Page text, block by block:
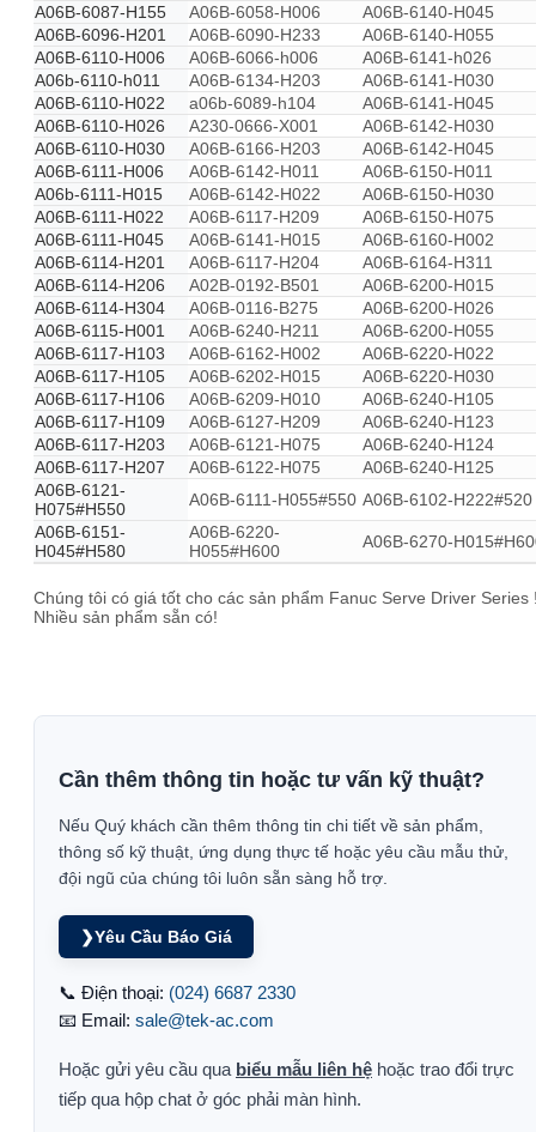
A06B-6087-H155
A06B-6058-H006
A06B-6140-H045
A06B-6096-H201
A06B-6090-H233
A06B-6140-H055
A06B-6110-H006
A06B-6066-h006
A06B-6141-h026
A06b-6110-h011
A06B-6134-H203
A06B-6141-H030
A06B-6110-H022
a06b-6089-h104
A06B-6141-H045
A06B-6110-H026
A230-0666-X001
A06B-6142-H030
A06B-6110-H030
A06B-6166-H203
A06B-6142-H045
A06B-6111-H006
A06B-6142-H011
A06B-6150-H011
A06b-6111-H015
A06B-6142-H022
A06B-6150-H030
A06B-6111-H022
A06B-6117-H209
A06B-6150-H075
A06B-6111-H045
A06B-6141-H015
A06B-6160-H002
A06B-6114-H201
A06B-6117-H204
A06B-6164-H311
A06B-6114-H206
A02B-0192-B501
A06B-6200-H015
A06B-6114-H304
A06B-0116-B275
A06B-6200-H026
A06B-6115-H001
A06B-6240-H211
A06B-6200-H055
A06B-6117-H103
A06B-6162-H002
A06B-6220-H022
A06B-6117-H105
A06B-6202-H015
A06B-6220-H030
A06B-6117-H106
A06B-6209-H010
A06B-6240-H105
A06B-6117-H109
A06B-6127-H209
A06B-6240-H123
A06B-6117-H203
A06B-6121-H075
A06B-6240-H124
A06B-6117-H207
A06B-6122-H075
A06B-6240-H125
A06B-6121-
H075#H550
A06B-6111-H055#550 A06B-6102-H222#520
A06B-6151-
H045#H580
A06B-6220-
H055#H600
A06B-6270-
Chúng tôi có giá tốt cho các sản phẩm Fanuc Serve Driver Series
Nhiều sản phẩm sẵn có!
Cần thêm thông tin hoặc tư vấn kỹ thuật?
Nếu Quý khách cần thêm thông tin chi tiết về sản phẩm,
thông số kỹ thuật, ứng dụng thực tế hoặc yêu cầu mẫu thử,
đội ngũ của chúng tôi luôn sẵn sàng hỗ trợ.
❯Yêu Cầu Báo Giá
📞 Điện thoại: (024) 6687 2330
📧 Email: sale@tek-ac.com
Hoặc gửi yêu cầu qua biểu mẫu liên hệ hoặc trao đổi trực
tiếp qua hộp chat ở góc phải màn hình.